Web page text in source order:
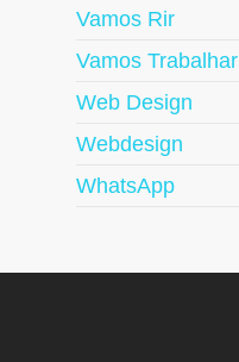
Vamos Rir
Vamos Trabalhar
Web Design
Webdesign
WhatsApp